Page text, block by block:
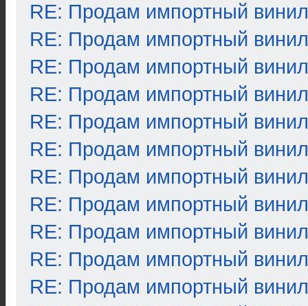
RE: Продам импортный винил
RE: Продам импортный винил
RE: Продам импортный винил
RE: Продам импортный винил
RE: Продам импортный винил
RE: Продам импортный винил
RE: Продам импортный винил
RE: Продам импортный винил
RE: Продам импортный винил
RE: Продам импортный винил
RE: Продам импортный винил